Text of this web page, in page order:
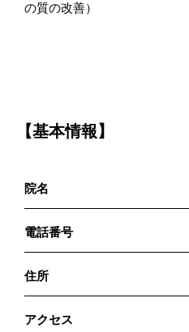
の質の改善）
【基本情報】
院名
電話番号
住所
アクセス